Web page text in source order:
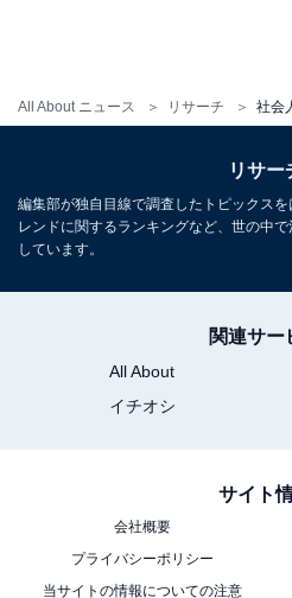
All About ニュース リサーチ
2 3
リサー
編集部が独自目線で調査したトピックス
レンドに関するランキングなど、世の中
しています。
関連サー
All About
イチオシ
サイト
会社概要
プライバシーポリシー
当サイトの情報についての注意